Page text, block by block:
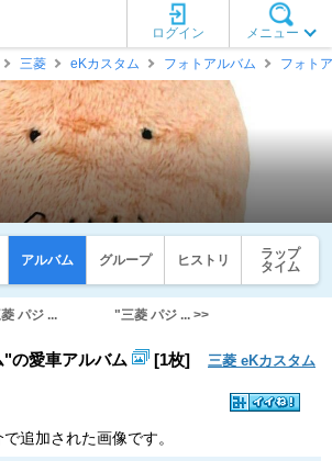
メニュー
ログイン
三菱 eKカスタム フォトアルバム フォト
アルバム グループ ヒストリ
ラップ
タイム
パジ ... "三菱 パジ ... >>
の愛車アルバム [1枚] 三菱 eKカスタム
追加された画像です。